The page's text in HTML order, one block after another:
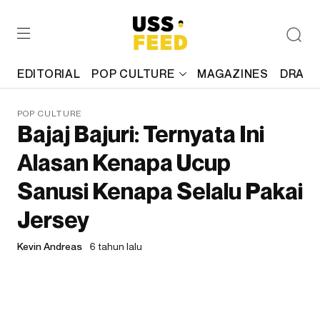
EDITORIAL POP CULTURE MAGAZINES
POP CULTURE
Bajaj Bajuri: Ternyata Ini
Alasan Kenapa Ucup
Sanusi Kenapa Selalu Pakai
Jersey
Kevin Andreas 6 tahun lalu